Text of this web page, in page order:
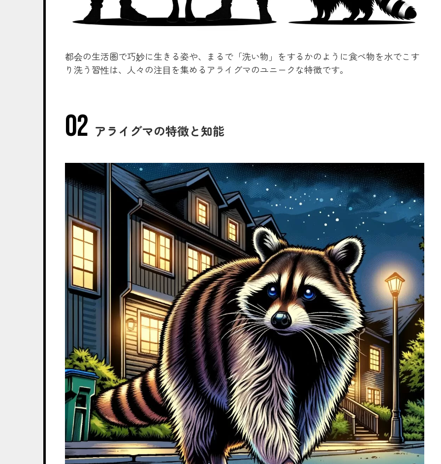
都会の生活圏で巧妙に生きる姿や、まるで「洗い物」をするかのように食べ物を水でこす
り洗う習性は、人々の注目を集めるアライグマのユニークな特徴です。
アライグマの特徴と知能